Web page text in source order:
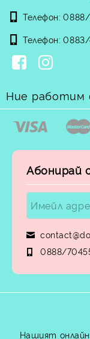
Телефон:
Телефон: 0883/
Ние работим
Абонирай
0888/
Нашият онлайн